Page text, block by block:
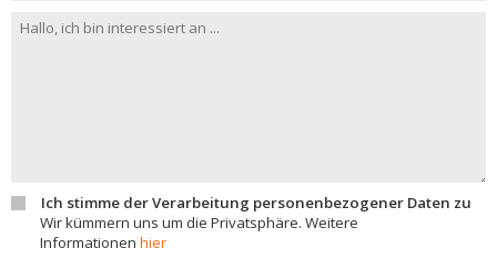
Ich stimme der Verarbeitung personenbezogener Daten zu
Wir kümmern uns um die Privatsphäre. Weitere
Informationen hier